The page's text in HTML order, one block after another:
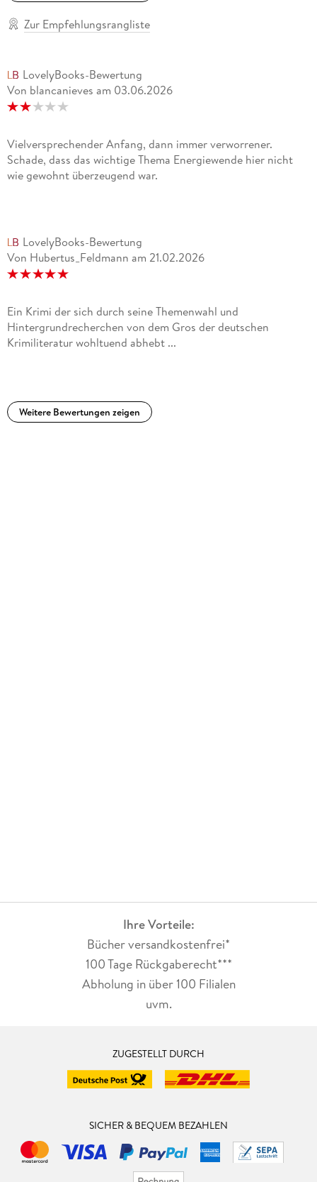
Zur Empfehlungsrangliste
LovelyBooks-Bewertung
Von blancanieves am 03.06.2026
Vielversprechender Anfang, dann immer verworrener.
Schade, dass das wichtige Thema Energiewende hier nicht
wie gewohnt überzeugend war.
LovelyBooks-Bewertung
Von Hubertus_Feldmann am 21.02.2026
Ein Krimi der sich durch seine Themenwahl und
Hintergrundrecherchen von dem Gros der deutschen
Krimiliteratur wohltuend abhebt ...
Weitere Bewertungen zeigen
Ihre Vorteile:
Bücher versandkostenfrei*
100 Tage Rückgaberecht***
Abholung in über 100 Filialen
uvm.
ZUGESTELLT DURCH
SICHER & BEQUEM BEZAHLEN